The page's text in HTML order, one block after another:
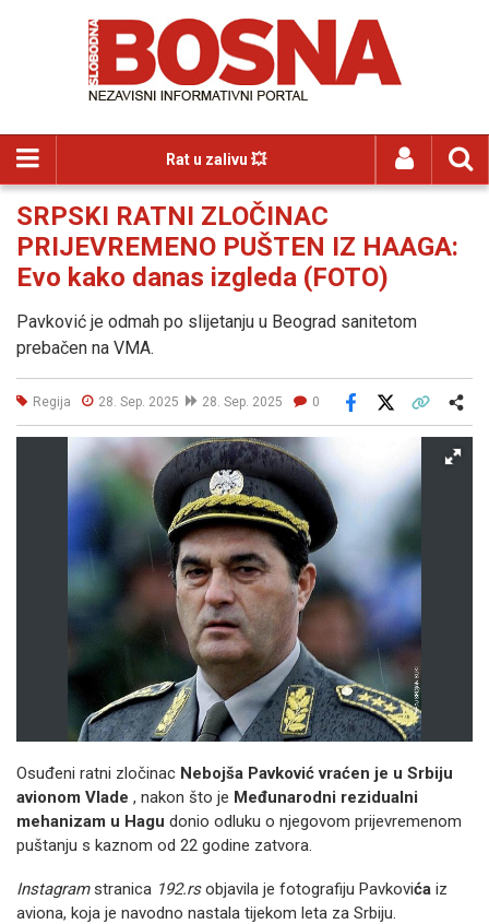
Rat u zalivu 💥
SRPSKI RATNI ZLOČINAC
PRIJEVREMENO PUŠTEN IZ HAAGA:
Evo kako danas izgleda (FOTO)
Pavković je odmah po slijetanju u Beograd sanitetom
prebačen na VMA.
Regija 28. Sep. 2025 28. Sep. 2025 0
Facebook
Osuđeni ratni zločinac Nebojša Pavkovićvraćen je u Srbiju
avionom Vlade , nakon što je Međunarodni rezidualni
mehanizam u Hagu donio odluku o njegovom prijevremenom
puštanju s kaznom od 22 godine zatvora.
Instagramstranica 192.rsobjavila je fotografiju Pavkovića iz
aviona, koja je navodno nastala tijekom leta za Srbiju.